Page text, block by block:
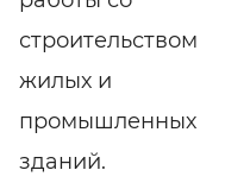
строительством
жилых и
промышленных
зданий.